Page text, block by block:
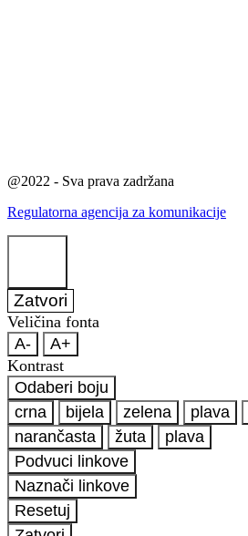
@2022 - Sva prava zadržana
Regulatorna agencija za komunikacije
Zatvori
Veličina fonta
A-
A+
Kontrast
Odaberi boju
crna
bijela zelena plava
narančasta
žuta
plava
Podvuci linkove
Naznači linkove
Resetuj